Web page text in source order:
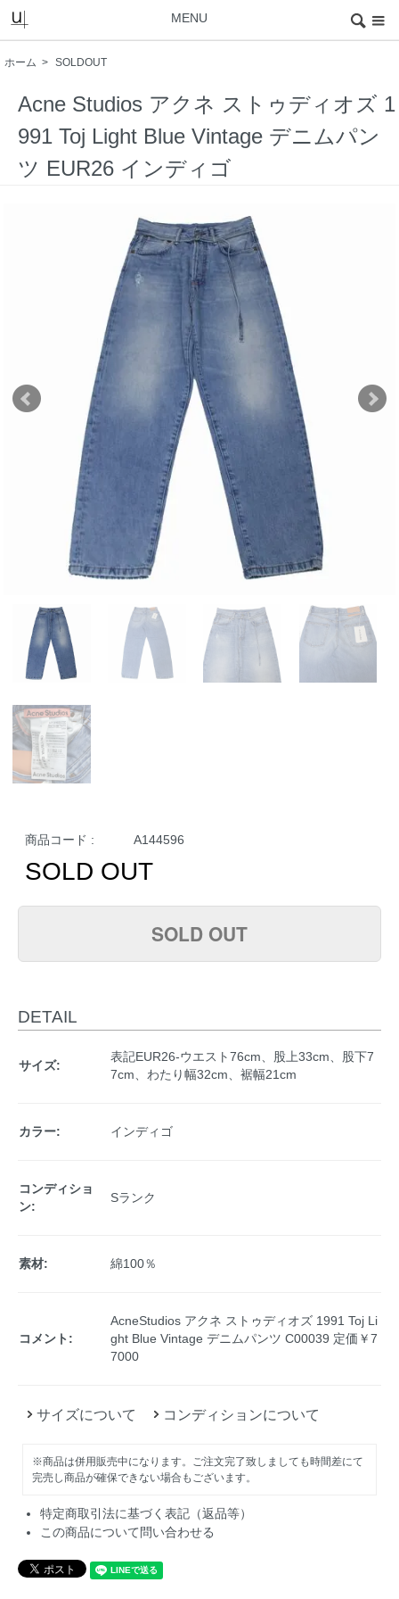
MENU
ホーム > SOLDOUT
Acne Studios アクネ ストゥディオズ 1
991 Toj Light Blue Vintage デニムパン
ツ EUR26 インディゴ
商品コード : A144596
SOLD OUT
SOLD OUT
DETAIL
サイズ:
表記EUR26-ウエスト76cm、股上33cm、股下7
7cm、わたり幅32cm、裾幅21cm
カラー: インディゴ
コンディショ
ン:
Sランク
素材: 綿100％
コメント:
AcneStudios アクネ ストゥディオズ 1991 Toj Li
ght Blue Vintage デニムパンツ C00039 定価￥7
7000
サイズについて コンディションについて
※商品は併用販売中になります。ご注文完了致しましても時間差にて
完売し商品が確保できない場合もございます。
特定商取引法に基づく表記（返品等）
この商品について問い合わせる